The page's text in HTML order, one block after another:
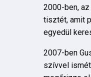
2000-ben,
tisztét, amit
egyedül
2007-ben
szívvel